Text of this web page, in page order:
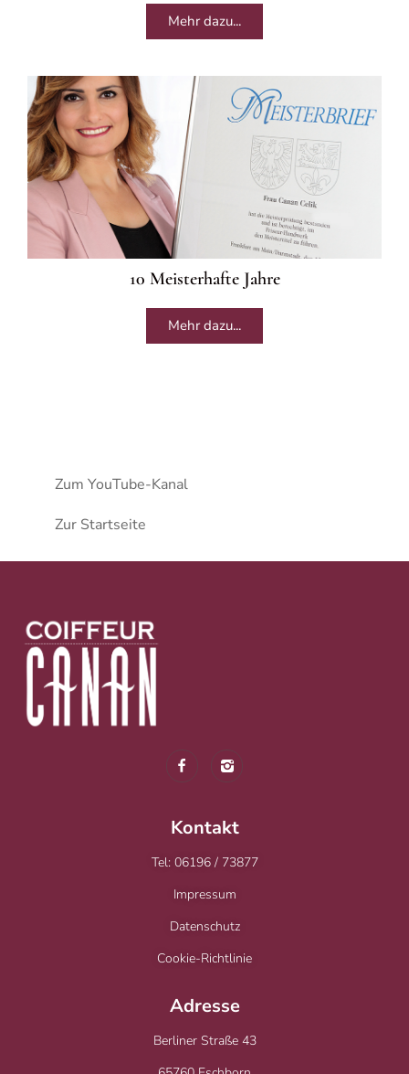
Mehr dazu...
10 Meisterhafte Jahre
Mehr dazu...
Zum YouTube-Kanal
Zur Startseite
Kontakt
Tel: 06196 / 73877
Impressum
Datenschutz
Cookie-Richtlinie
Adresse
Berliner Straße 43